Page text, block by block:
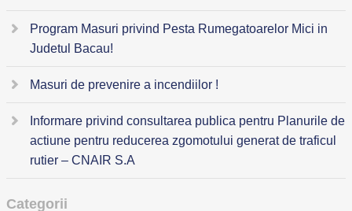
Program Masuri privind Pesta Rumegatoarelor Mici in
Judetul Bacau!
Masuri de prevenire a incendiilor !
Informare privind consultarea publica pentru Planurile de
actiune pentru reducerea zgomotului generat de traficul
rutier – CNAIR S.A
Categorii